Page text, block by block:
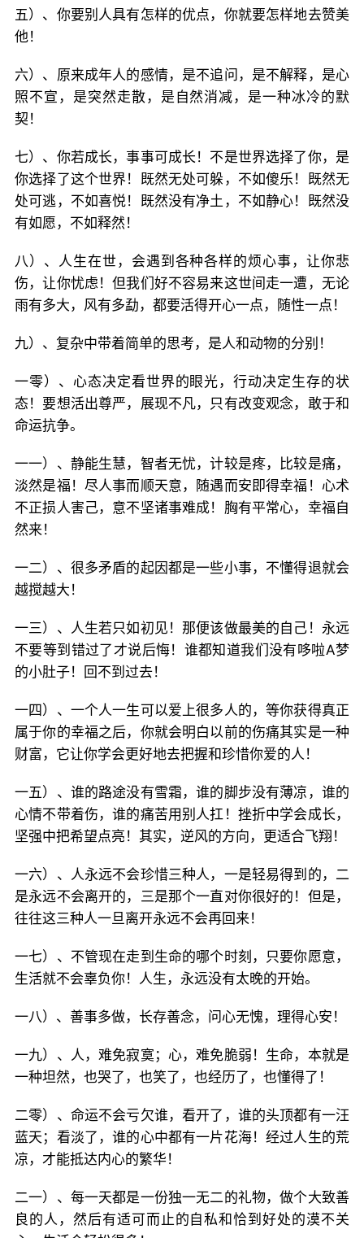
五）、你要别人具有怎样的优点，你就要怎样地去赞美
他！
六）、原来成年人的感情，是不追问，是不解释，是心
照不宣，是突然走散，是自然消减，是一种冰冷的默
契！
七）、你若成长，事事可成长！不是世界选择了你，是
你选择了这个世界！既然无处可躲，不如傻乐！既然无
处可逃，不如喜悦！既然没有净土，不如静心！既然没
有如愿，不如释然！
八）、人生在世，会遇到各种各样的烦心事，让你悲
伤，让你忧虑！但我们好不容易来这世间走一遭，无论
雨有多大，风有多勐，都要活得开心一点，随性一点！
九）、复杂中带着简单的思考，是人和动物的分别！
一零）、心态决定看世界的眼光，行动决定生存的状
态！要想活出尊严，展现不凡，只有改变观念，敢于和
命运抗争。
一一）、静能生慧，智者无忧，计较是疼，比较是痛，
淡然是福！尽人事而顺天意，随遇而安即得幸福！心术
不正损人害己，意不坚诸事难成！胸有平常心，幸福自
然来！
一二）、很多矛盾的起因都是一些小事，不懂得退就会
越搅越大！
一三）、人生若只如初见！那便该做最美的自己！永远
不要等到错过了才说后悔！谁都知道我们没有哆啦A梦
的小肚子！回不到过去！
一四）、一个人一生可以爱上很多人的，等你获得真正
属于你的幸福之后，你就会明白以前的伤痛其实是一种
财富，它让你学会更好地去把握和珍惜你爱的人！
一五）、谁的路途没有雪霜，谁的脚步没有薄凉，谁的
心情不带着伤，谁的痛苦用别人扛！挫折中学会成长，
坚强中把希望点亮！其实，逆风的方向，更适合飞翔！
一六）、人永远不会珍惜三种人，一是轻易得到的，二
是永远不会离开的，三是那个一直对你很好的！但是，
往往这三种人一旦离开永远不会再回来！
一七）、不管现在走到生命的哪个时刻，只要你愿意，
生活就不会辜负你！人生，永远没有太晚的开始。
一八）、善事多做，长存善念，问心无愧，理得心安！
一九）、人，难免寂寞；心，难免脆弱！生命，本就是
一种坦然，也哭了，也笑了，也经历了，也懂得了！
二零）、命运不会亏欠谁，看开了，谁的头顶都有一汪
蓝天；看淡了，谁的心中都有一片花海！经过人生的荒
凉，才能抵达内心的繁华！
二一）、每一天都是一份独一无二的礼物，做个大致善
良的人，然后有适可而止的自私和恰到好处的漠不关